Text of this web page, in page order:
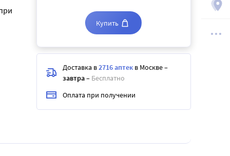
Купить
Доставка в2716 аптек в Москве–
завтра– Бесплатно
Оплата при получении